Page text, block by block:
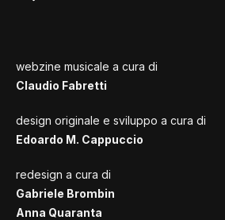
webzine musicale a cura di
Claudio Fabretti
design originale e sviluppo a cura di
Edoardo M. Cappuccio
redesign a cura di
Gabriele Brombin
Anna Quaranta